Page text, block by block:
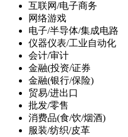
互联网/电子商务
网络游戏
电子/半导体/集成电路
仪器仪表/工业自动化
会计/审计
金融(投资/证券
金融(银行/保险)
贸易/进出口
批发/零售
消费品(食/饮/烟酒)
服装/纺织/皮革